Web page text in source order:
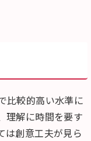
比較的高い水準に
理解に時間を要す
は創意工夫が見ら